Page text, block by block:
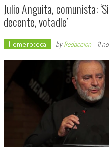
Julio Anguita, comunista:
decente, votadle’
Hemeroteca byRedaccion- 11